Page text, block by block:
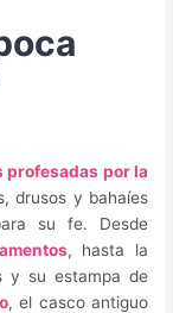
profesadas por la
drusos y bahaíes
su fe. Desde
, hasta la
y su estampa de
, el casco antiguo